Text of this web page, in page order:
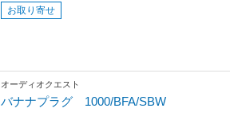
お取り寄せ
オーディオクエスト
バナナプラグ 1000/BFA/SBW